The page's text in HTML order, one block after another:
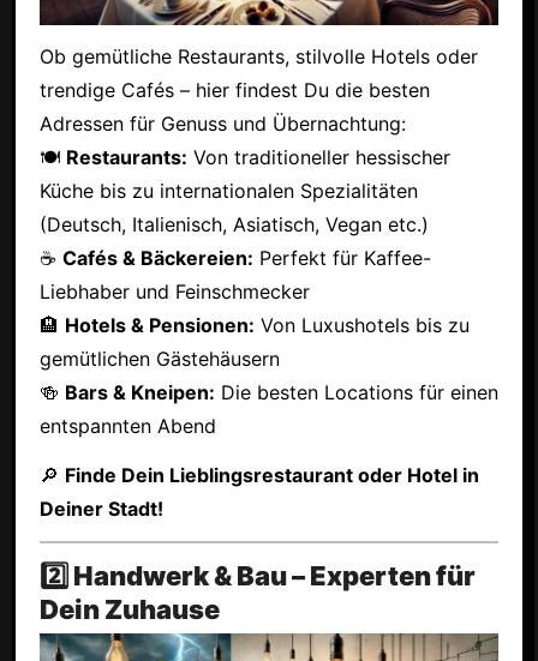
Ob gemütliche Restaurants, stilvolle Hotels oder
trendige Cafés – hier findest Du die besten
Adressen für Genuss und Übernachtung:
🍽 Restaurants: Von traditioneller hessischer
Küche bis zu internationalen Spezialitäten
(Deutsch, Italienisch, Asiatisch, Vegan etc.)
☕ Cafés & Bäckereien: Perfekt für Kaffee-
Liebhaber und Feinschmecker
🏨 Hotels & Pensionen: Von Luxushotels bis zu
gemütlichen Gästehäusern
🍻 Bars & Kneipen: Die besten Locations für einen
entspannten Abend
🔎 Finde Dein Lieblingsrestaurant oder Hotel in
Deiner Stadt!
2️⃣ Handwerk & Bau – Experten für
Dein Zuhause